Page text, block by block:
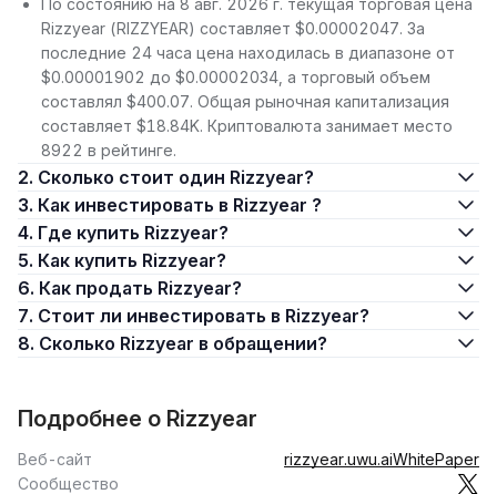
По состоянию на 8 авг. 2026 г. текущая торговая цена
Rizzyear (RIZZYEAR) составляет $0.00002047. За
последние 24 часа цена находилась в диапазоне от
$0.00001902 до $0.00002034, а торговый объем
составлял $400.07. Общая рыночная капитализация
составляет $18.84K. Криптовалюта занимает место
8922 в рейтинге.
2. Сколько стоит один Rizzyear?
3. Как инвестировать в Rizzyear ?
4. Где купить Rizzyear?
5. Как купить Rizzyear?
6. Как продать Rizzyear?
7. Стоит ли инвестировать в Rizzyear?
8. Сколько Rizzyear в обращении?
Подробнее о Rizzyear
Веб-сайт rizzyear.uwu.aiWhitePaper
Сообщество